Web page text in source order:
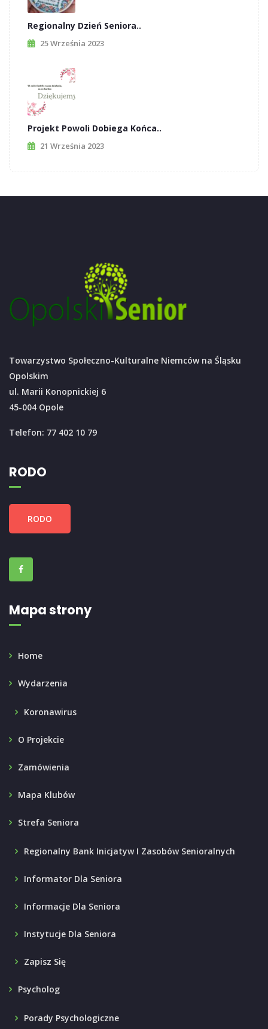
Regionalny Dzień Seniora..
25 Września 2023
Projekt Powoli Dobiega Końca..
21 Września 2023
Towarzystwo Społeczno-Kulturalne Niemców na Śląsku
Opolskim
ul. Marii Konopnickiej 6
45-004 Opole
Telefon: 77 402 10 79
RODO
RODO
Mapa strony
Home
Wydarzenia
Koronawirus
O Projekcie
Zamówienia
Mapa Klubów
Strefa Seniora
Regionalny Bank Inicjatyw I Zasobów Senioralnych
Informator Dla Seniora
Informacje Dla Seniora
Instytucje Dla Seniora
Zapisz Się
Psycholog
Porady Psychologiczne